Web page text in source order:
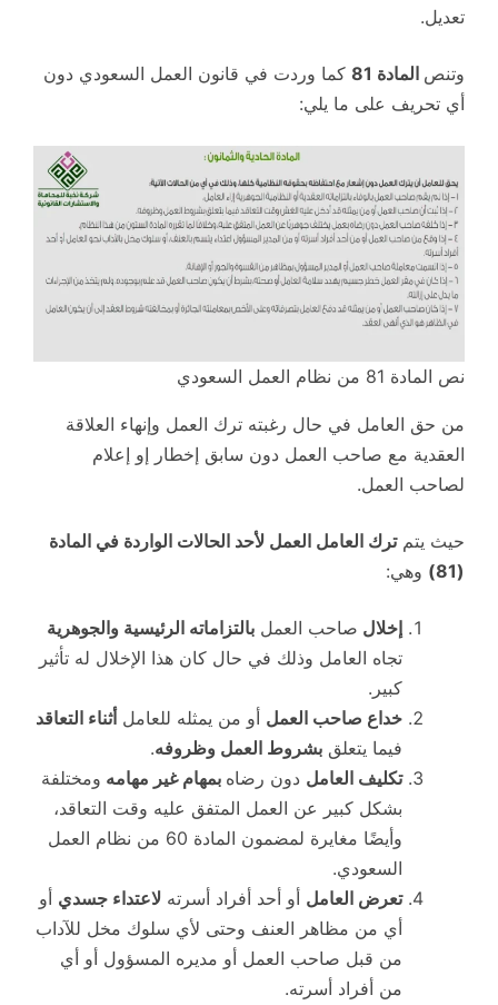
تعديل.
وتنص المادة 81
كما وردت في قانون العمل السعودي دون
أي تحريف على ما يلي:
نص المادة 81 من نظام العمل السعودي
من حق العامل في حال رغبته ترك العمل وإنهاء العلاقة
العقدية مع صاحب العمل دون سابق إخطار إو إعلام
لصاحب العمل.
حيث يتمترك العامل العمل لأحد الحالات الواردة في المادة
(81)
وهي:
إخلال صاحب العمل بالتزاماته الرئيسية والجوهرية
تجاه العامل وذلك في حال كان هذا الإخلال له تأثير
كبير.
خداع صاحب العمل أو من يمثله للعامل أثناء التعاقد
فيما يتعلق بشروط العمل وظروفه.
تكليف العامل دون رضاه بمهام غير مهامه ومختلفة
بشكل كبير عن العمل المتفق عليه وقت التعاقد،
وأيضًا مغايرة لمضمون المادة 60 من نظام العمل
السعودي.
تعرض العامل أو أحد أفراد أسرته لاعتداء جسدي أو
أي من مظاهر العنف وحتى لأي سلوك مخل للآداب
من قبل صاحب العمل أو مديره المسؤول أو أي
من أفراد أسرته.